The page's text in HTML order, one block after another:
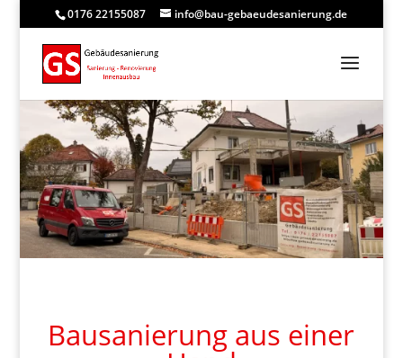
0176 22155087 info@bau-gebaeudesanierung.de
Bausanierung aus einer